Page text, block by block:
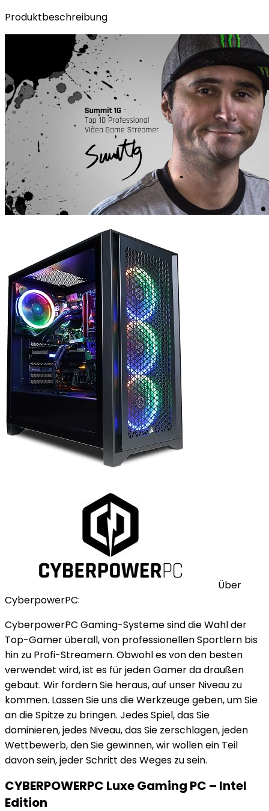
Produktbeschreibung
Über
CyberpowerPC:
CyberpowerPC Gaming-Systeme sind die Wahl der
Top-Gamer überall, von professionellen Sportlern bis
hin zu Profi-Streamern. Obwohl es von den besten
verwendet wird, ist es für jeden Gamer da draußen
gebaut. Wir fordern Sie heraus, auf unser Niveau zu
kommen. Lassen Sie uns die Werkzeuge geben, um Sie
an die Spitze zu bringen. Jedes Spiel, das Sie
dominieren, jedes Niveau, das Sie zerschlagen, jeden
Wettbewerb, den Sie gewinnen, wir wollen ein Teil
davon sein, jeder Schritt des Weges zu sein.
CYBERPOWERPC Luxe Gaming PC – Intel
Edition